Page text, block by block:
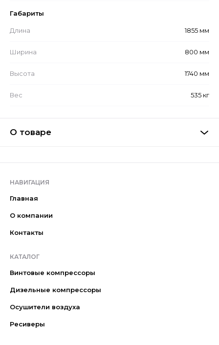
Габариты
Длина 1855 мм
Ширина 800 мм
Высота 1740 мм
Вес 535 кг
О товаре
НАВИГАЦИЯ
Главная
О компании
Контакты
КАТАЛОГ
Винтовые компрессоры
Дизельные компрессоры
Осушители воздуха
Ресиверы